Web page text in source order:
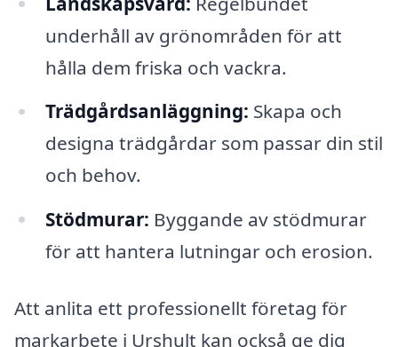
underhåll av grönområden för att
hålla dem friska och vackra.
Trädgårdsanläggning: Skapa och
designa trädgårdar som passar din stil
och behov.
Stödmurar: Byggande av stödmurar
för att hantera lutningar och erosion.
Att anlita ett professionellt företag för
markarbete i Urshult kan också ge dig